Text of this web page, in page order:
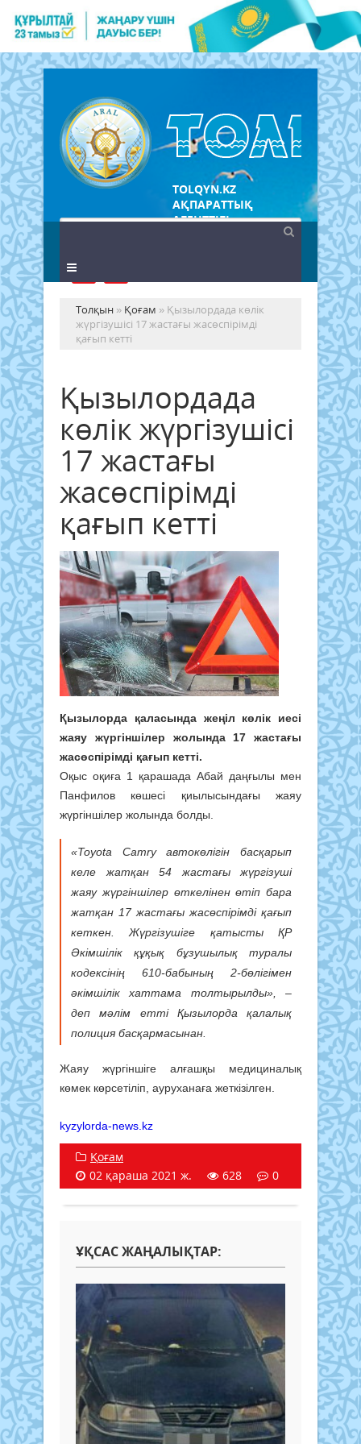
TOLQYN.KZ
АҚПАРАТТЫҚ
АГЕНТТІГІ
Толқын » Қоғам » Қызылордада көлік
жүргізушісі 17 жастағы жасөспірімді
қағып кетті
Қызылордада
көлік жүргізушісі
17 жастағы
жасөспірімді
қағып кетті
Қызылорда қаласында жеңіл көлік иесі
жаяу жүргіншілер жолында 17 жастағы
жасөспірімді қағып кетті.
Оқыс оқиға 1 қарашада Абай даңғылы мен
Панфилов көшесі қиылысындағы жаяу
жүргіншілер жолында болды.
«Toyota Camry автокөлігін басқарып
келе жатқан 54 жастағы жүргізуші
жаяу жүргіншілер өткелінен өтіп бара
жатқан 17 жастағы жасөспірімді қағып
кеткен. Жүргізушіге қатысты ҚР
Әкімшілік құқық бұзушылық туралы
кодексінің 610-бабының 2-бөлігімен
әкімшілік хаттама толтырылды», –
деп мәлім етті Қызылорда қалалық
полиция басқармасынан.
Жаяу жүргіншіге алғашқы медициналық
көмек көрсетіліп, ауруханаға жеткізілген.
kyzylorda-news.kz
Қоғам
02 қараша 2021 ж.
628 0
ҰҚСАС ЖАҢАЛЫҚТАР: